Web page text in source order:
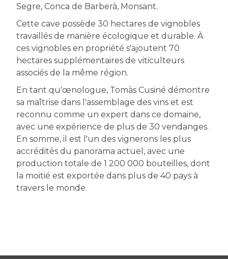
Segre, Conca de Barberà, Monsant.
Cette cave possède 30 hectares de vignobles
travaillés de manière écologique et durable. À
ces vignobles en propriété s'ajoutent 70
hectares supplémentaires de viticulteurs
associés de la même région.
En tant qu'œnologue, Tomàs Cusiné démontre
sa maîtrise dans l'assemblage des vins et est
reconnu comme un expert dans ce domaine,
avec une expérience de plus de 30 vendanges.
En somme, il est l'un des vignerons les plus
accrédités du panorama actuel, avec une
production totale de 1 200 000 bouteilles, dont
la moitié est exportée dans plus de 40 pays à
travers le monde.